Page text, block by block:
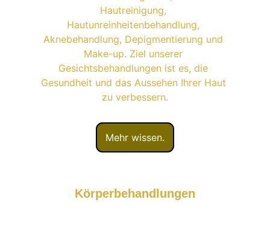
Hautreinigung,
Hautunreinheitenbehandlung,
Aknebehandlung, Depigmentierung und
Make-up. Ziel unserer
Gesichtsbehandlungen ist es, die
Gesundheit und das Aussehen Ihrer Haut
zu verbessern.
Körperbehandlungen
Mehr wissen.